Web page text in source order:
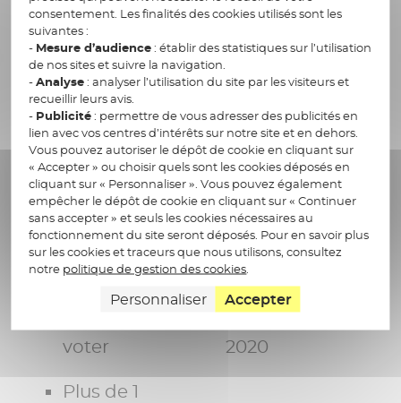
Les chiffres clés
Plus de 15
ans
d’expérience
dans
l’organisation
d’élections
Plus de 140
millions
d’électeurs
voter
Plus de 1
grands
comptes,
104
collaborateurs,
opérant en
France et
réalisant un
chiffre
d’affaires de
11,3 M€ en
2020
consentement. Les finalités des cookies utilisés sont les
suivantes :
- Mesure d’audience: établir des statistiques sur l’utilisation
de nos sites et suivre la navigation.
-Analyse: analyser l’utilisation du site par les visiteurs et
recueillir leurs avis.
- Publicité: permettre de vous adresser des publicités en
lien avec vos centres d’intérêts sur notre site et en dehors.
Vous pouvez autoriser le dépôt de cookie en cliquant sur
« Accepter » ou choisir quels sont les cookies déposés en
cliquant sur « Personnaliser ». Vous pouvez également
empêcher le dépôt de cookie en cliquant sur « Continuer
sans accepter » et seuls les cookies nécessaires au
fonctionnement du site seront déposés. Pour en savoir plus
sur les cookies et traceurs que nous utilisons, consultez
notre politique de gestion des cookies
Personnaliser Accepter